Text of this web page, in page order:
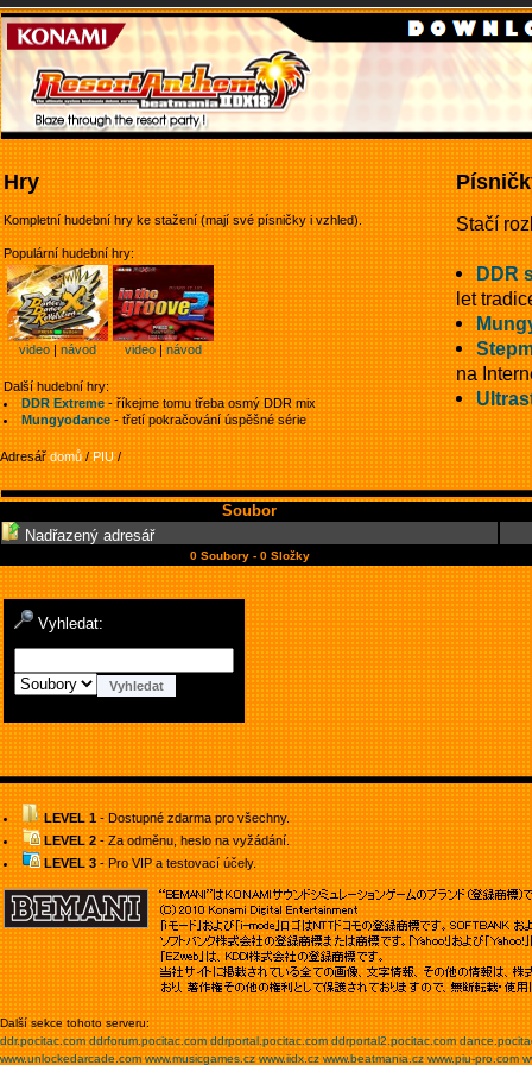
Hry
Kompletní hudební hry ke stažení (mají své písničky i vzhled).
Populární hudební hry:
video|návod video|návod
Další hudební hry:
DDR Extreme- říkejme tomu třeba osmý DDR mix
Mungyodance- třetí pokračování úspěšné série
Stačí
DDR
let
na
Adresářdomů/PIU/
Soubor
Nadřazený adresář
0 Soubory - 0 Složky
Vyhledat:
LEVEL 1- Dostupné zdarma pro všechny.
LEVEL 2- Za odměnu, heslo na vyžádání.
LEVEL 3- Pro VIP a testovací účely.
Další sekce tohoto serveru:
ddr.pocitac.com ddrforum.pocitac.com ddrportal.pocitac.com ddrportal2.pocitac.com
www.unlockedarcade.com www.musicgames.cz www.iidx.cz www.beatmania.cz www.piu-pro.com